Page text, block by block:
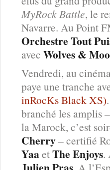
MyRock Battle, le
Navarre. Au Point
Orchestre Tout
avec Wolves &
Vendredi, au
paye une tranche
inRocKs Black XS)
branché les amplis
la Marock, c’est
Cherry– certifié
YaaetThe Enjoys.